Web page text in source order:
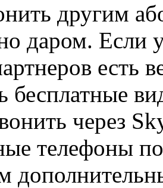
другим
даром. Если
есть
бесплатные
через
телефоны